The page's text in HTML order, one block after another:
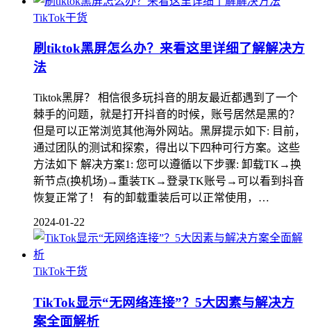
TikTok干货
刷tiktok黑屏怎么办？来看这里详细了解解决方
法
Tiktok黑屏？ 相信很多玩抖音的朋友最近都遇到了一个
棘手的问题，就是打开抖音的时候，账号居然是黑的？
但是可以正常浏览其他海外网站。黑屏提示如下: 目前，
通过团队的测试和探索，得出以下四种可行方案。这些
方法如下 解决方案1: 您可以遵循以下步骤: 卸载TK→换
新节点(换机场)→重装TK→登录TK账号→可以看到抖音
恢复正常了！ 有的卸载重装后可以正常使用，…
2024-01-22
TikTok干货
TikTok显示“无网络连接”？5大因素与解决方
案全面解析